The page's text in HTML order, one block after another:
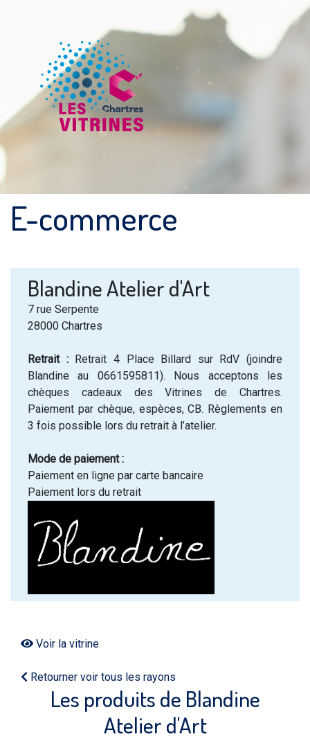
E-commerce
Blandine Atelier d'Art
7 rue Serpente
28000 Chartres
Retrait :Retrait 4 Place Billard sur RdV (joindre
Blandine au 0661595811). Nous acceptons les
chèques cadeaux des Vitrines de Chartres.
Paiement par chèque, espèces, CB. Règlements en
3 fois possible lors du retrait à l’atelier.
Mode de paiement :
Paiement en ligne par carte bancaire
Paiement lors du retrait
Voir la vitrine
Retourner voir tous les rayons
Les produits de Blandine
Atelier d'Art